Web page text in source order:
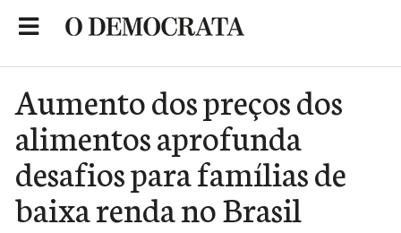
Aumento dos preços dos
alimentos aprofunda
desafios para famílias de
baixa renda no Brasil